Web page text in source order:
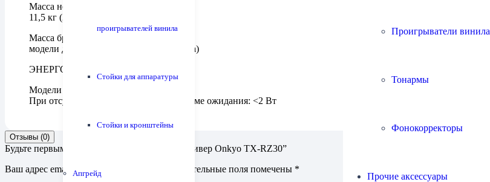
проигрывателей винила
Стойки для аппаратуры
Стойки и кронштейны
Апгрейд
Проигрыватели винила
Тонармы
Фонокорректоры
Прочие аксессуары
Масса нетто
11,5 кг (25.4 фунта)
Масса брутто
модели для Европы — 14,5 кг (32 фунта)
ЭНЕРГОПОТРЕБЛЕНИЕ
Модели для Европы: 760 Вт
При отсутствии сигнала: 50 Вт / в режиме ожидания: <2 Вт
Отзывы (0)
Будьте первым, кто оставил отзыв на “Ав ресивер Onkyo TX-RZ30”
Ваш адрес email не будет опубликован.
Обязательные поля помечены *